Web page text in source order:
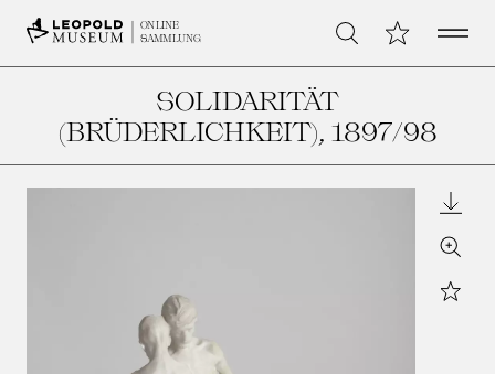
ONLINE
SAMMLUNG
Suche Meine Open
SOLIDARITÄT
(BRÜDERLICHKEIT), 1897/98
Zoom
Star